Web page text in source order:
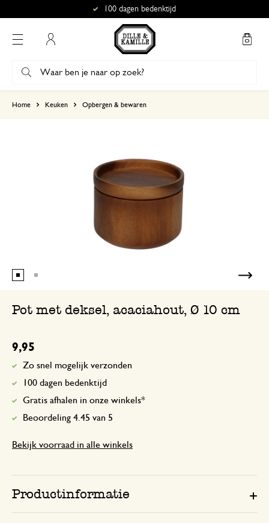
100 dagen bedenktijd
Home Keuken Opbergen & bewaren
Pot met deksel, acaciahout, Ø 10 cm
9,95
Zo snel mogelijk verzonden
100 dagen bedenktijd
Gratis afhalen in onze winkels*
Beoordeling 4.45 van 5
Bekijk voorraad in alle winkels
Productinformatie
5
2
1
22 december 2023